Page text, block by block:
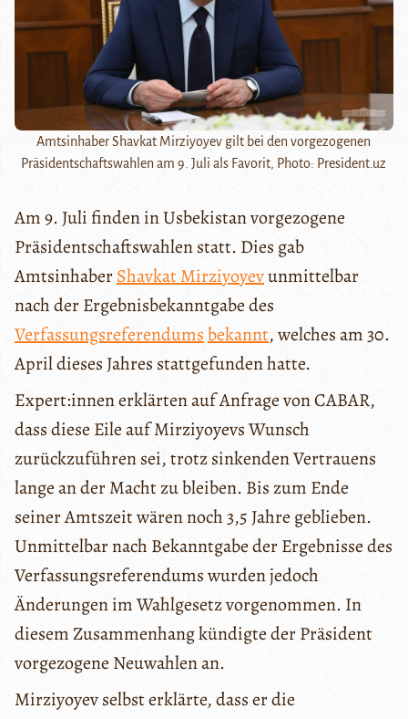
Amtsinhaber Shavkat Mirziyoyev gilt bei den vorgezogenen
Präsidentschaftswahlen am 9. Juli als Favorit, Photo: President.uz
Am 9. Juli finden in Usbekistan vorgezogene
Präsidentschaftswahlen statt. Dies gab
AmtsinhaberShavkat Mirziyoyevunmittelbar
nach der Ergebnisbekanntgabe des
Verfassungsreferendumsbekannt, welches am 30.
April dieses Jahres stattgefunden hatte.
Expert:innen erklärten auf Anfrage von CABAR,
dass diese Eile auf Mirziyoyevs Wunsch
zurückzuführen sei, trotz sinkenden Vertrauens
lange an der Macht zu bleiben. Bis zum Ende
seiner Amtszeit wären noch 3,5 Jahre geblieben.
Unmittelbar nach Bekanntgabe der Ergebnisse des
Verfassungsreferendums wurden jedoch
Änderungen im Wahlgesetz vorgenommen. In
diesem Zusammenhang kündigte der Präsident
vorgezogene Neuwahlen an.
Mirziyoyev selbst erklärte, dass er die